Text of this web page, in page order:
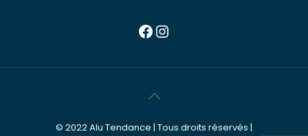
Facebook
Instagram
© 2022 Alu Tendance | Tous droits réservés |